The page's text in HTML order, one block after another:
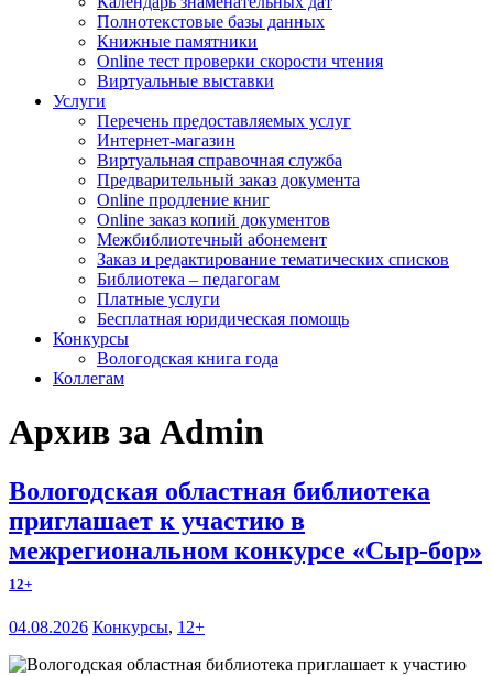
Полнотекстовые базы данных
Книжные памятники
Online тест проверки скорости чтения
Виртуальные выставки
Услуги
Перечень предоставляемых услуг
Интернет-магазин
Виртуальная справочная служба
Предварительный заказ документа
Online продление книг
Online заказ копий документов
Межбиблиотечный абонемент
Заказ и редактирование тематических списков
Библиотека – педагогам
Платные услуги
Бесплатная юридическая помощь
Конкурсы
Вологодская книга года
Коллегам
Архив за Admin
Вологодская областная библиотека
приглашает к участию в
межрегиональном конкурсе «Сыр-бор»
12+
04.08.2026 Конкурсы, 12+